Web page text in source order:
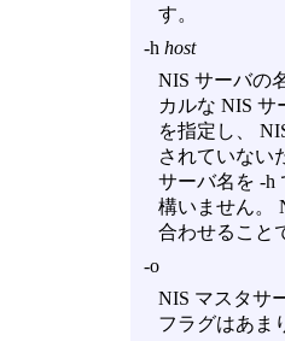
す。
-h host
NIS サーバの
カルな NIS サ
を指定し、
されていない
サーバ名を -h
構いません。
合わせること
-o
NIS マスタサ
フラグはあま